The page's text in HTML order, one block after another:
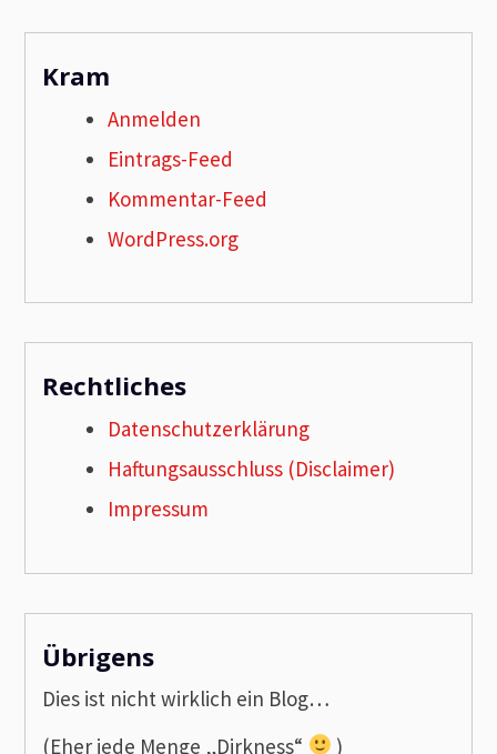
Kram
Anmelden
Eintrags-Feed
Kommentar-Feed
WordPress.org
Rechtliches
Datenschutzerklärung
Haftungsausschluss (Disclaimer)
Impressum
Übrigens
Dies ist nicht wirklich ein Blog…
(Eher jede Menge „Dirkness“
)